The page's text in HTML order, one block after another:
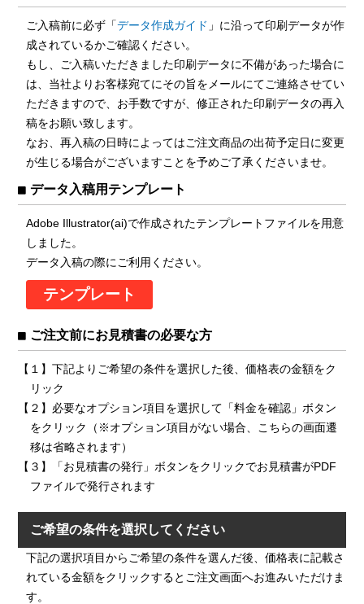
ご入稿前に必ず「データ作成ガイド 」に沿って印刷データが作
成されているかご確認ください。
もし、ご入稿いただきました印刷データに不備があった場合に
は、当社よりお客様宛てにその旨をメールにてご連絡させてい
ただきますので、お手数ですが、修正された印刷データの再入
稿をお願い致します。
なお、再入稿の日時によってはご注文商品の出荷予定日に変更
が生じる場合がございますことを予めご了承くださいませ。
データ入稿用テンプレート
Adobe Illustrator(ai)で作成されたテンプレートファイルを用意
しました。
データ入稿の際にご利用ください。
ご注文前にお見積書の必要な方
【１】下記よりご希望の条件を選択した後、価格表の金額をク
リック
【２】必要なオプション項目を選択して「料金を確認」ボタン
をクリック（※オプション項目がない場合、こちらの画面遷
移は省略されます）
【３】「お見積書の発行」ボタンをクリックでお見積書がPDF
ファイルで発行されます
ご希望の条件を選択してください
下記の選択項目からご希望の条件を選んだ後、価格表に記載さ
れている金額をクリックするとご注文画面へお進みいただけま
す。